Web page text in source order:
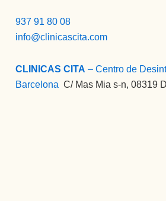
937 91 80 08
info@clinicascita.com
CLINICAS CITA – Centro de
Barcelona :C/ Mas Mia s-n, 08319